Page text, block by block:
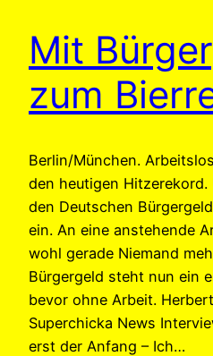
Mit
zum
Berlin/München.
den heutigen Hitzerekord.
den Deutschen
ein. An eine anstehende
wohl gerade Niemand
Bürgergeld steht nun ein
bevor ohne Arbeit.
Superchicka News
erst der Anfang – Ich…